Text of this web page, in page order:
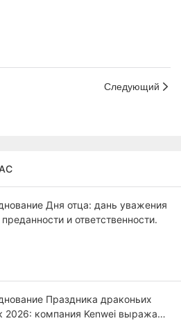
Следующий
Дня отца: дань уважения
и ответственности.
Праздника драконьих
2026: компания Kenwei выражает